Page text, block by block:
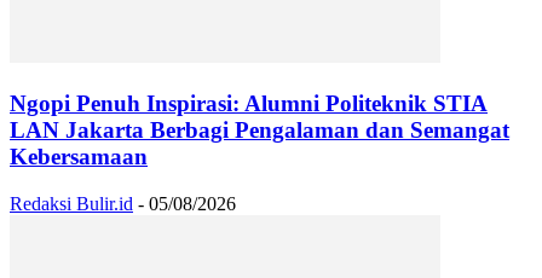
Ngopi Penuh Inspirasi: Alumni Politeknik STIA
LAN Jakarta Berbagi Pengalaman dan Semangat
Kebersamaan
Redaksi Bulir.id - 05/08/2026